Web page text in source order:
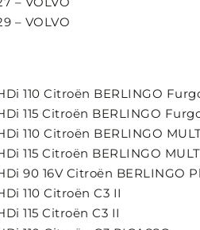
– VOLVO
110 Citroën BERLINGO
115 Citroën BERLINGO
110 Citroën BERLINGO
115 Citroën BERLINGO
90 16V Citroën BERLINGO
110 Citroën C3 II
115 Citroën C3 II